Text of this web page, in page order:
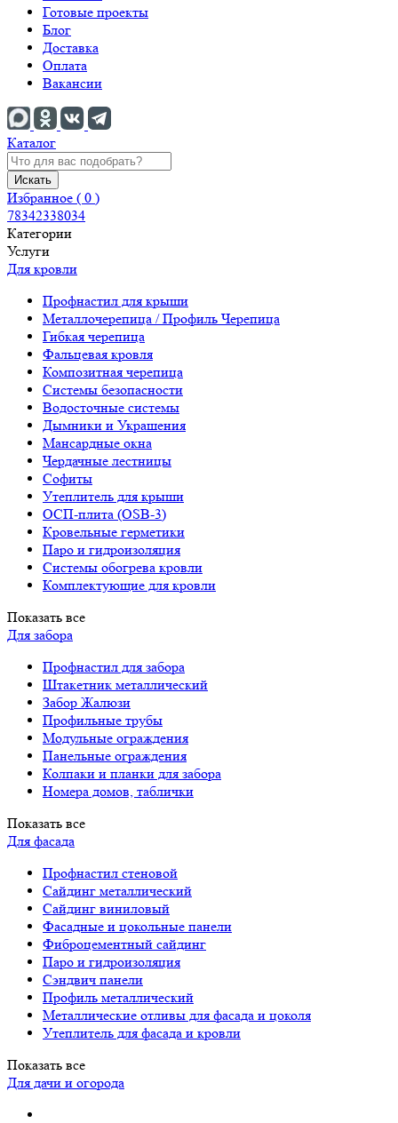
Готовые проекты
Блог
Доставка
Оплата
Вакансии
Каталог
Искать
Избранное ( 0 )
78342338034
Категории
Услуги
Для кровли
Профнастил для крыши
Металлочерепица / Профиль Черепица
Гибкая черепица
Фальцевая кровля
Композитная черепица
Системы безопасности
Водосточные системы
Дымники и Украшения
Мансардные окна
Чердачные лестницы
Софиты
Утеплитель для крыши
ОСП-плита (OSB-3)
Кровельные герметики
Паро и гидроизоляция
Системы обогрева кровли
Комплектующие для кровли
Показать все
Для забора
Профнастил для забора
Штакетник металлический
Забор Жалюзи
Профильные трубы
Модульные ограждения
Панельные ограждения
Колпаки и планки для забора
Номера домов, таблички
Показать все
Для фасада
Профнастил стеновой
Сайдинг металлический
Сайдинг виниловый
Фасадные и цокольные панели
Фиброцементный сайдинг
Паро и гидроизоляция
Сэндвич панели
Профиль металлический
Металлические отливы для фасада и цоколя
Утеплитель для фасада и кровли
Показать все
Для дачи и огорода